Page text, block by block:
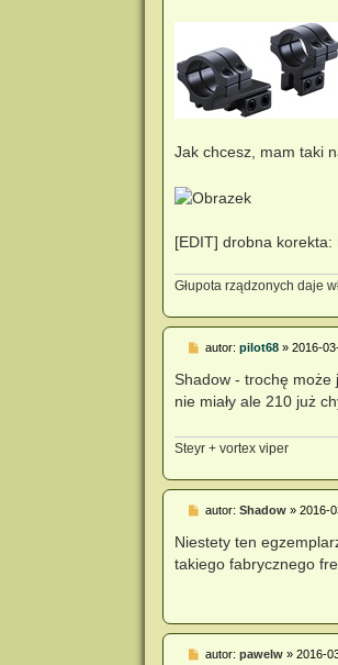
Jak chcesz, mam taki
[EDIT] drobna
Głupota rządzonych daje
P
s
t
autor: pilot68» 2016-
Shadow - trochę może
nie miały ale 210 już
Steyr + vortex viper
P
s
t
autor: Shadow» 2016-
Niestety ten
takiego fabrycznego
Pautor: pawelw» 2016-